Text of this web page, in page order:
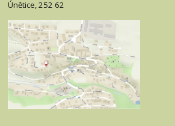
Únětice, 252 62